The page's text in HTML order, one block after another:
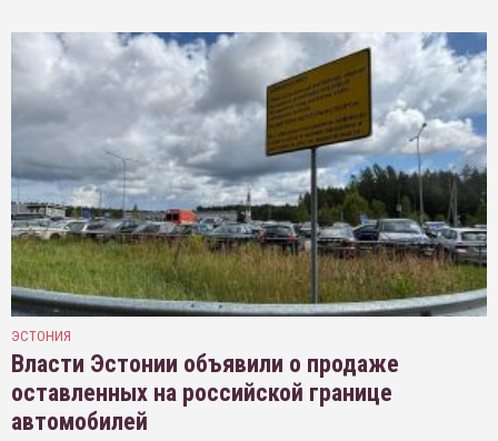
ЭСТОНИЯ
Власти Эстонии объявили о продаже
оставленных на российской границе
автомобилей